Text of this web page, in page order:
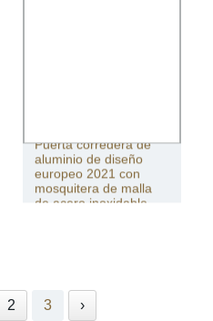
Puerta corredera de
aluminio de diseño
europeo 2021 con
mosquitera de malla
de acero inoxidable
2 3 ›